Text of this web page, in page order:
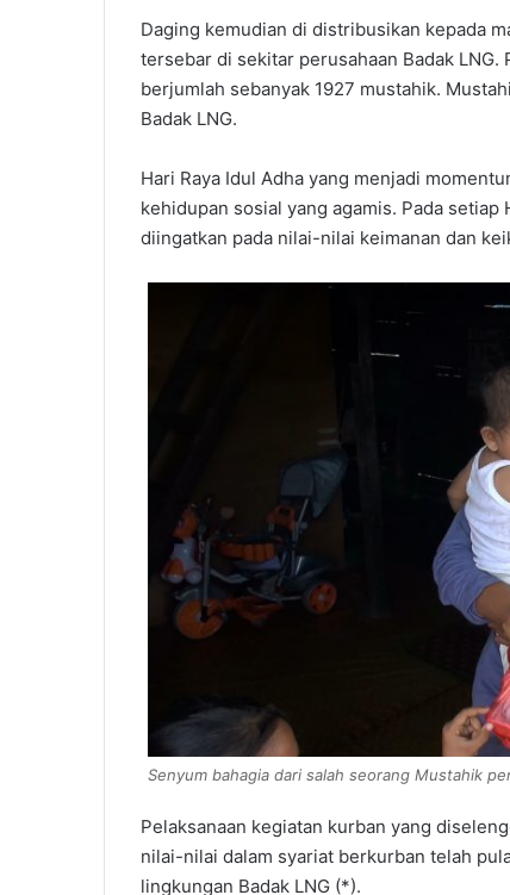
Daging kemudian di distribusikan kepada
tersebar di sekitar perusahaan Badak
berjumlah sebanyak 1927 mustahik.
Badak LNG.
Hari Raya Idul Adha yang menjadi
kehidupan sosial yang agamis. Pada
diingatkan pada nilai-nilai keimanan dan
Senyum bahagia dari salah seorang Mustahik
Pelaksanaan kegiatan kurban yang
nilai-nilai dalam syariat berkurban telah
lingkungan Badak LNG (*).